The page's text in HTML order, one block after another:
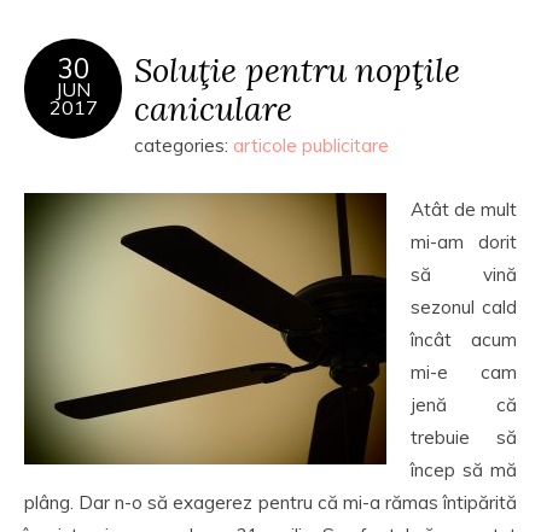
30
JUN
2017
Soluţie pentru nopţile
caniculare
categories: articole publicitare
Atât de mult
mi-am dorit
să vină
sezonul cald
încât acum
mi-e cam
jenă că
trebuie să
încep să mă
plâng. Dar n-o să exagerez pentru că mi-a rămas întipărită